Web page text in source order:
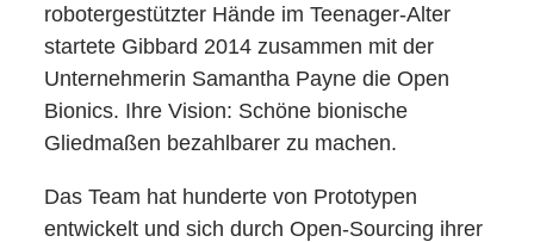
robotergestützter Hände im Teenager-Alter
startete Gibbard 2014 zusammen mit der
Unternehmerin Samantha Payne die Open
Bionics. Ihre Vision: Schöne bionische
Gliedmaßen bezahlbarer zu machen.
Das Team hat hunderte von Prototypen
entwickelt und sich durch Open-Sourcing ihrer